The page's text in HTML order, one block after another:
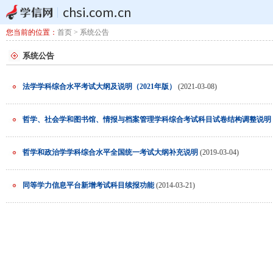
您当前的位置： 首页 > 系统公告
系统公告
法学学科综合水平考试大纲及说明（2021年版） (2021-03-08)
哲学、社会学和图书馆、情报与档案管理学科综合考试科目试卷结构调整说明
哲学和政治学学科综合水平全国统一考试大纲补充说明 (2019-03-04)
同等学力信息平台新增考试科目续报功能(2014-03-21)